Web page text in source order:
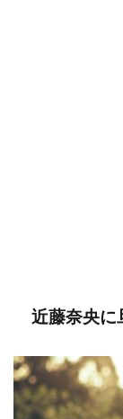
近藤奈央に